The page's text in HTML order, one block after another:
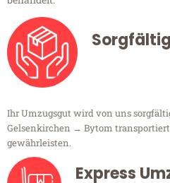
Ihr Umzugsgut wird von uns
Gelsenkirchen → Bytom
gewährleisten.
Express